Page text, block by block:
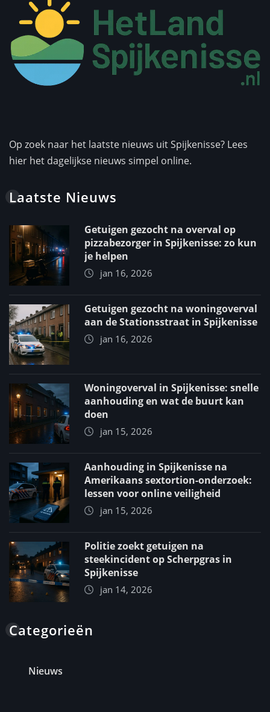
Op zoek naar het laatste nieuws uit Spijkenisse? Lees
hier het dagelijkse nieuws simpel online.
Laatste Nieuws
Getuigen gezocht na overval op
pizzabezorger in Spijkenisse: zo kun
je helpen
jan 16, 2026
Getuigen gezocht na woningoverval
aan de Stationsstraat in Spijkenisse
jan 16, 2026
Woningoverval in Spijkenisse: snelle
aanhouding en wat de buurt kan
doen
jan 15, 2026
Aanhouding in Spijkenisse na
Amerikaans sextortion-onderzoek:
lessen voor online veiligheid
jan 15, 2026
Politie zoekt getuigen na
steekincident op Scherpgras in
Spijkenisse
jan 14, 2026
Categorieën
Nieuws